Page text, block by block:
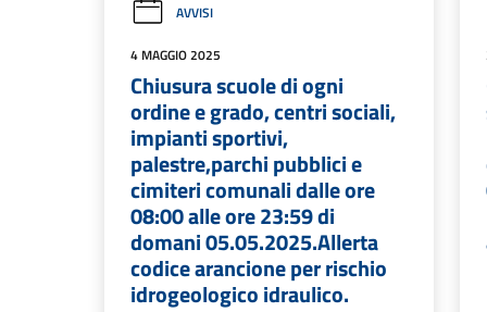
AVVISI
4 MAGGIO 2025
Chiusura scuole di ogni
ordine e grado, centri sociali,
impianti sportivi,
palestre,parchi pubblici e
cimiteri comunali dalle ore
08:00 alle ore 23:59 di
domani 05.05.2025.Allerta
codice arancione per rischio
idrogeologico idraulico.